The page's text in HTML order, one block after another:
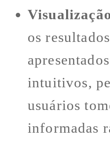
os
intuitivos,
usuários
informadas